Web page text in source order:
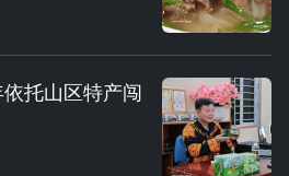
托山区特产闯